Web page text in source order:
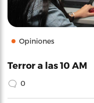
Opiniones
Terror a las 10 AM
0